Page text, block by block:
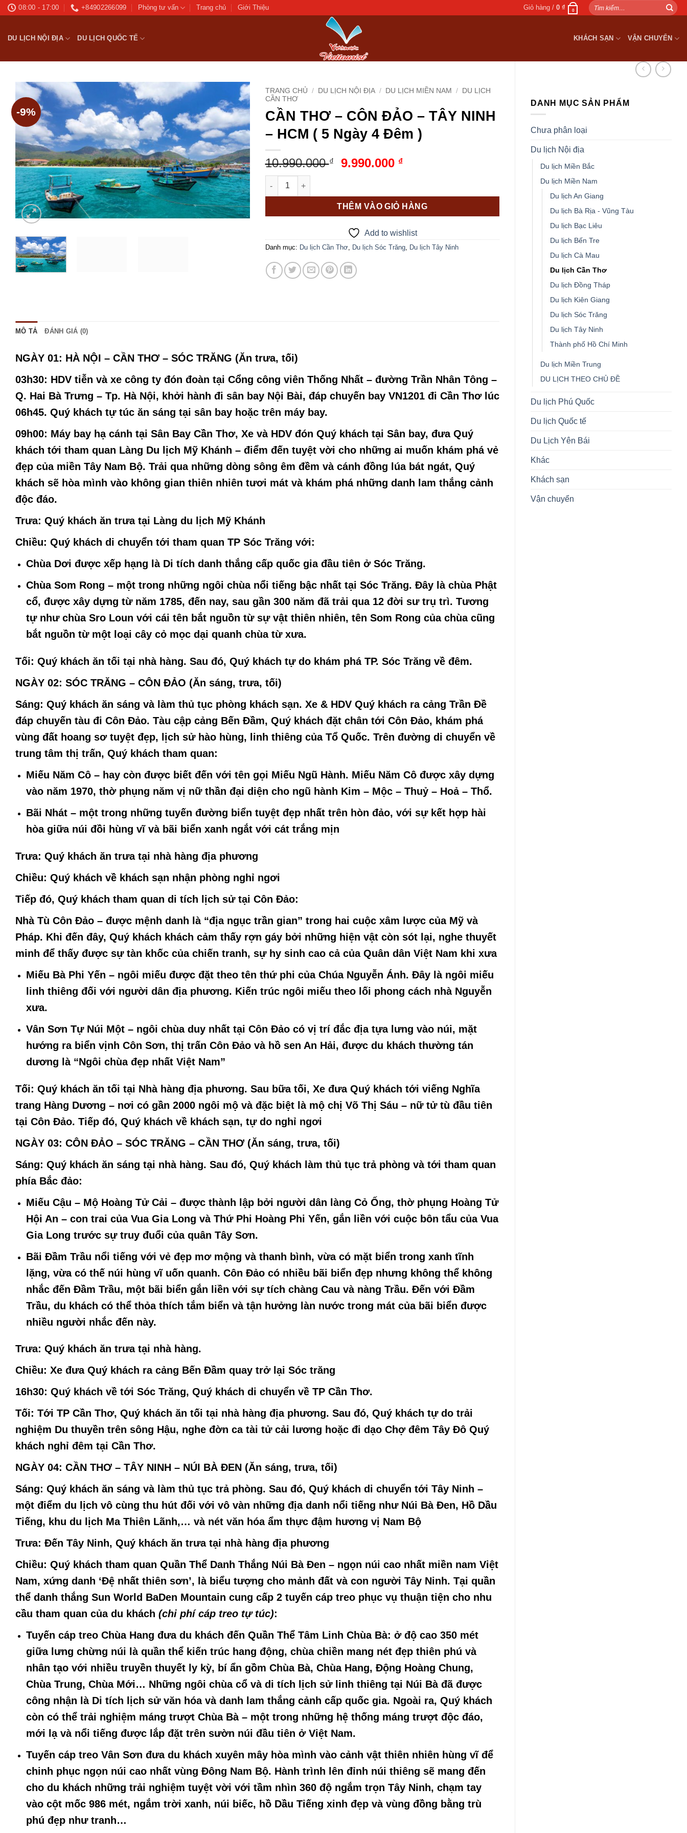
Bỏ
08:00 - 17:00 +84902266099 Phòng tư vấn Trang chủ Giới Thiệu Giỏ hàng /0₫ 0
Tìm
kiếm:
DU LỊCH NỘI ĐỊA DU LỊCH QUỐC TẾ KHÁCH SẠN VẬN CHUYỂN
DANH MỤC SẢN PHẨM
Chưa phân loại
Du lịch Nội địa
Du lịch Miền Bắc
Du lịch Miền Nam
Du lịch An Giang
Du lịch Bà Rịa - Vũng Tàu
Du lịch Bạc Liêu
Du lịch Bến Tre
Du lịch Cà Mau
Du lịch Cần Thơ
Du lịch Đồng Tháp
Du lịch Kiên Giang
Du lịch Sóc Trăng
Du lịch Tây Ninh
Thành phố Hồ Chí Minh
Du lịch Miền Trung
DU LỊCH THEO CHỦ ĐỀ
Du lịch Phú Quốc
Du lịch Quốc tế
Du Lịch Yên Bái
Khác
Khách sạn
Vận chuyển
-9%
Add to
wishlist
TRANG CHỦ / DU LỊCH NỘI ĐỊA / DU LỊCH MIỀN NAM /
DU LỊCH
CẦN THƠ
CẦN THƠ – CÔN ĐẢO – TÂY NINH
– HCM ( 5 Ngày 4 Đêm )
10.990.000₫
Giá
10.990.000 ₫.
9.990.000 ₫Giá
là:
9.990.000 ₫.
CẦN THƠ - CÔN ĐẢO - TÂY NINH - HCM ( 5 Ngày 4 Đêm ) số lượng
THÊM VÀO GIỎ HÀNG
Add to wishlist
Danh mục: Du lịch Cần Thơ, Du lịch Sóc Trăng, Du lịch Tây Ninh
MÔ TẢ ĐÁNH GIÁ (0)
NGÀY 01: HÀ NỘI – CẦN THƠ – SÓC TRĂNG (Ăn trưa, tối)
03h30: HDV tiễn và xe công ty đón đoàn tại Cổng công viên Thống Nhất – đường Trần Nhân Tông –
Q. Hai Bà Trưng – Tp. Hà Nội, khởi hành đi sân bay Nội Bài, đáp chuyến bay VN1201 đi Cần Thơ lúc
06h45. Quý khách tự túc ăn sáng tại sân bay hoặc trên máy bay.
09h00: Máy bay hạ cánh tại Sân Bay Cần Thơ, Xe và HDV đón Quý khách tại Sân bay, đưa Quý
khách tới tham quan Làng Du lịch Mỹ Khánh – điểm đến tuyệt vời cho những ai muốn khám phá vẻ
đẹp của miền Tây Nam Bộ. Trải qua những dòng sông êm đềm và cánh đồng lúa bát ngát, Quý
khách sẽ hòa mình vào không gian thiên nhiên tươi mát và khám phá những danh lam thắng cảnh
độc đáo.
Trưa: Quý khách ăn trưa tại Làng du lịch Mỹ Khánh
Chiều: Quý khách di chuyển tới tham quan TP Sóc Trăng với:
Chùa Dơi được xếp hạng là Di tích danh thắng cấp quốc gia đầu tiên ở Sóc Trăng.
Chùa Som Rong – một trong những ngôi chùa nổi tiếng bậc nhất tại Sóc Trăng. Đây là chùa Phật
cổ, được xây dựng từ năm 1785, đến nay, sau gần 300 năm đã trải qua 12 đời sư trụ trì. Tương
tự như chùa Sro Loun với cái tên bắt nguồn từ sự vật thiên nhiên, tên Som Rong của chùa cũng
bắt nguồn từ một loại cây cỏ mọc dại quanh chùa từ xưa.
Tối: Quý khách ăn tối tại nhà hàng. Sau đó, Quý khách tự do khám phá TP. Sóc Trăng về đêm.
NGÀY 02: SÓC TRĂNG – CÔN ĐẢO (Ăn sáng, trưa, tối)
Sáng: Quý khách ăn sáng và làm thủ tục phòng khách sạn. Xe & HDV Quý khách ra cảng Trần Đề
đáp chuyến tàu đi Côn Đảo. Tàu cập cảng Bến Đầm, Quý khách đặt chân tới Côn Đảo, khám phá
vùng đất hoang sơ tuyệt đẹp, lịch sử hào hùng, linh thiêng của Tổ Quốc. Trên đường di chuyển về
trung tâm thị trấn, Quý khách tham quan:
Miếu Năm Cô– hay còn được biết đến với tên gọi Miếu Ngũ Hành. Miếu Năm Cô được xây dựng
vào năm 1970, thờ phụng năm vị nữ thần đại diện cho ngũ hành Kim – Mộc – Thuỷ – Hoả – Thổ.
Bãi Nhát – một trong những tuyến đường biển tuyệt đẹp nhất trên hòn đảo, với sự kết hợp hài
hòa giữa núi đồi hùng vĩ và bãi biển xanh ngắt với cát trắng mịn
Trưa: Quý khách ăn trưa tại nhà hàng địa phương
Chiều: Quý khách về khách sạn nhận phòng nghỉ ngơi
Tiếp đó, Quý khách tham quan di tích lịch sử tại Côn Đảo:
Nhà Tù Côn Đảo – được mệnh danh là “địa ngục trần gian” trong hai cuộc xâm lược của Mỹ và
Pháp. Khi đến đây, Quý khách khách cảm thấy rợn gáy bởi những hiện vật còn sót lại, nghe thuyết
minh để thấy được sự tàn khốc của chiến tranh, sự hy sinh cao cả của Quân dân Việt Nam khi xưa
Miếu Bà Phi Yến –ngôi miếu được đặt theo tên thứ phi của Chúa Nguyễn Ánh. Đây là ngôi miếu
linh thiêng đối với người dân địa phương. Kiến trúc ngôi miếu theo lối phong cách nhà Nguyễn
xưa.
Vân Sơn Tự Núi Một –ngôi chùa duy nhất tại Côn Đảo có vị trí đắc địa tựa lưng vào núi, mặt
hướng ra biển vịnh Côn Sơn, thị trấn Côn Đảo và hồ sen An Hải, được du khách thường tán
dương là “Ngôi chùa đẹp nhất Việt Nam”
Tối: Quý khách ăn tối tại Nhà hàng địa phương. Sau bữa tối, Xe đưa Quý khách tới viếng Nghĩa
trang Hàng Dương – nơi có gần 2000 ngôi mộ và đặc biệt là mộ chị Võ Thị Sáu – nữ tử tù đầu tiên
tại Côn Đảo. Tiếp đó, Quý khách về khách sạn, tự do nghỉ ngơi
NGÀY 03: CÔN ĐẢO – SÓC TRĂNG – CẦN THƠ (Ăn sáng, trưa, tối)
Sáng: Quý khách ăn sáng tại nhà hàng. Sau đó, Quý khách làm thủ tục trả phòng và tới tham quan
phía Bắc đảo:
Miếu Cậu – Mộ Hoàng Tử Cải – được thành lập bởi người dân làng Cỏ Ống, thờ phụng Hoàng Tử
Hội An – con trai của Vua Gia Long và Thứ Phi Hoàng Phi Yến, gắn liền với cuộc bôn tẩu của Vua
Gia Long trước sự truy đuổi của quân Tây Sơn.
Bãi Đầm Trầu nổi tiếng với vẻ đẹp mơ mộng và thanh bình, vừa có mặt biển trong xanh tĩnh
lặng, vừa có thế núi hùng vĩ uốn quanh. Côn Đảo có nhiều bãi biển đẹp nhưng không thể không
nhắc đến Đầm Trầu, một bãi biển gắn liền với sự tích chàng Cau và nàng Trầu. Đến với Đầm
Trầu, du khách có thể thỏa thích tắm biển và tận hưởng làn nước trong mát của bãi biển được
nhiều người nhắc đến này.
Trưa: Quý khách ăn trưa tại nhà hàng.
Chiều: Xe đưa Quý khách ra cảng Bến Đầm quay trở lại Sóc trăng
16h30: Quý khách về tới Sóc Trăng, Quý khách di chuyển về TP Cần Thơ.
Tối: Tới TP Cần Thơ, Quý khách ăn tối tại nhà hàng địa phương. Sau đó, Quý khách tự do trải
nghiệm Du thuyền trên sông Hậu, nghe đờn ca tài tử cải lương hoặc đi dạo Chợ đêm Tây Đô Quý
khách nghỉ đêm tại Cần Thơ.
NGÀY 04: CẦN THƠ – TÂY NINH – NÚI BÀ ĐEN (Ăn sáng, trưa, tối)
Sáng: Quý khách ăn sáng và làm thủ tục trả phòng. Sau đó, Quý khách di chuyển tới Tây Ninh –
một điểm du lịch vô cùng thu hút đối với vô vàn những địa danh nổi tiếng như Núi Bà Đen, Hồ Dầu
Tiếng, khu du lịch Ma Thiên Lãnh,… và nét văn hóa ẩm thực đậm hương vị Nam Bộ
Trưa: Đến Tây Ninh, Quý khách ăn trưa tại nhà hàng địa phương
Chiều: Quý khách tham quan Quần Thể Danh Thắng Núi Bà Đen – ngọn núi cao nhất miền nam Việt
Nam, xứng danh ‘Đệ nhất thiên sơn’, là biểu tượng cho mảnh đất và con người Tây Ninh. Tại quần
thể danh thắng Sun World BaDen Mountain cung cấp 2 tuyến cáp treo phục vụ thuận tiện cho nhu
cầu tham quan của du khách (chi phí cáp treo tự túc):
Tuyến cáp treo Chùa Hang đưa du khách đến Quần Thể Tâm Linh Chùa Bà: ở độ cao 350 mét
giữa lưng chừng núi là quần thể kiến trúc hang động, chùa chiền mang nét đẹp thiên phú và
nhân tạo với nhiều truyền thuyết ly kỳ, bí ẩn gồm Chùa Bà, Chùa Hang, Động Hoàng Chung,
Chùa Trung, Chùa Mới… Những ngôi chùa cổ và di tích lịch sử linh thiêng tại Núi Bà đã được
công nhận là Di tích lịch sử văn hóa và danh lam thắng cảnh cấp quốc gia. Ngoài ra, Quý khách
còn có thể trải nghiệm máng trượt Chùa Bà – một trong những hệ thống máng trượt độc đáo,
mới lạ và nổi tiếng được lắp đặt trên sườn núi đầu tiên ở Việt Nam.
Tuyến cáp treo Vân Sơn đưa du khách xuyên mây hòa mình vào cảnh vật thiên nhiên hùng vĩ để
chinh phục ngọn núi cao nhất vùng Đông Nam Bộ. Hành trình lên đỉnh núi thiêng sẽ mang đến
cho du khách những trải nghiệm tuyệt vời với tầm nhìn 360 độ ngắm trọn Tây Ninh, chạm tay
vào cột mốc 986 mét, ngắm trời xanh, núi biếc, hồ Dầu Tiếng xinh đẹp và vùng đồng bằng trù
phú đẹp như tranh…